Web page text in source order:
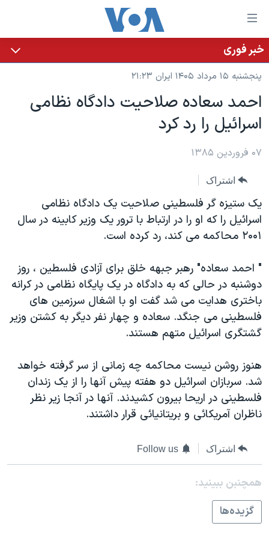
لینکهای
قابل
دسترسی
جهش
محتوای
اصلی
جهش
به
اصلی
جهش
به
جستجو
خانه
نسخه سبک وب‌سایت
موضوع ها
ایران
آمریکا
گزیده‌ها
ویژه برنامه‌ها
فرهنگ و زندگی
حقوق شهروندی
اقتصادی
اسرائیل در جنگ
گالری عکس
آرشیو پخش زنده
برنامه های تلویزیونی
جدول برنامه ها
صفحه‌های ویژه
عملیات خشم حماسی
۲۵۰سالگی آمریکا
مستندها
انتخابات ریاست جمهوری آمریکا ۲۰۲۴
حمله جمهوری اسلامی به اسرائیل
ورزش زنان در ایران
اعتراضات زن، زندگی، آزادی
مجموعه مستندهای دادخواهی
دادگاه حمید نوری
اعتراضات مردمی آبان ۹۸
فرکانس‌های صدای آمریکا
پخش رادیویی
یادگیری زبان انگلیسی
دنبال کنید
زبانهای مختلف
خبر فوری
پنجشنبه ۱۵ مرداد ۱۴۰۵ ایران ۲۱:۲۳
احمد سعاده صلاحيت دادگاه نظامی
اسرائيل را رد کرد
۰۷ فروردین ۱۳۸۵
اشتراک
یک ستیزه گر فلسطینی صلاحیت یک دادگاه نظامی
اسرائیل را که او را در ارتباط با ترور یک وزیر کابینه در سال
۲۰۰۱ محاکمه می کند، رد کرده است.
" احمد سعاده" رهبر جبهه خلق برای آزادی فلسطین ، روز
دوشنبه در حالی که به دادگاه در یک پایگاه نظامی در کرانه
باختری هدایت می شد گفت او با اشغال سرزمین های
فلسطينی می جنگد. سعاده و چهار نفر دیگر به کشتن وزیر
گشتگری اسرائيل متهم هستند.
هنوز روشن نیست محاکمه چه زمانی از سر گرفته خواهد
شد. سربازان اسرائیل دو هفته پیش آنها را از یک زندان
فلسطينی در اریحا بیرون کشیدند. آنها در آنجا زیر نظر
ناظران آمریکائی و بریتانیائی قرار داشتند.
اشتراک Follow us
همچنبن ببینید:
گزيده‌ها